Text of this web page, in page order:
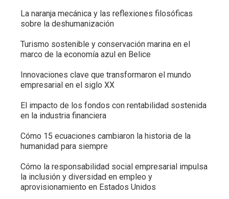
La naranja mecánica y las reflexiones filosóficas
sobre la deshumanización
Turismo sostenible y conservación marina en el
marco de la economía azul en Belice
Innovaciones clave que transformaron el mundo
empresarial en el siglo XX
El impacto de los fondos con rentabilidad sostenida
en la industria financiera
Cómo 15 ecuaciones cambiaron la historia de la
humanidad para siempre
Cómo la responsabilidad social empresarial impulsa
la inclusión y diversidad en empleo y
aprovisionamiento en Estados Unidos